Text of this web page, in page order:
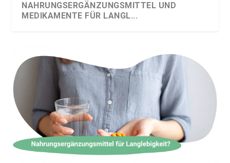
NAHRUNGSERGÄNZUNGSMITTEL UND
MEDIKAMENTE FÜR LANGL...